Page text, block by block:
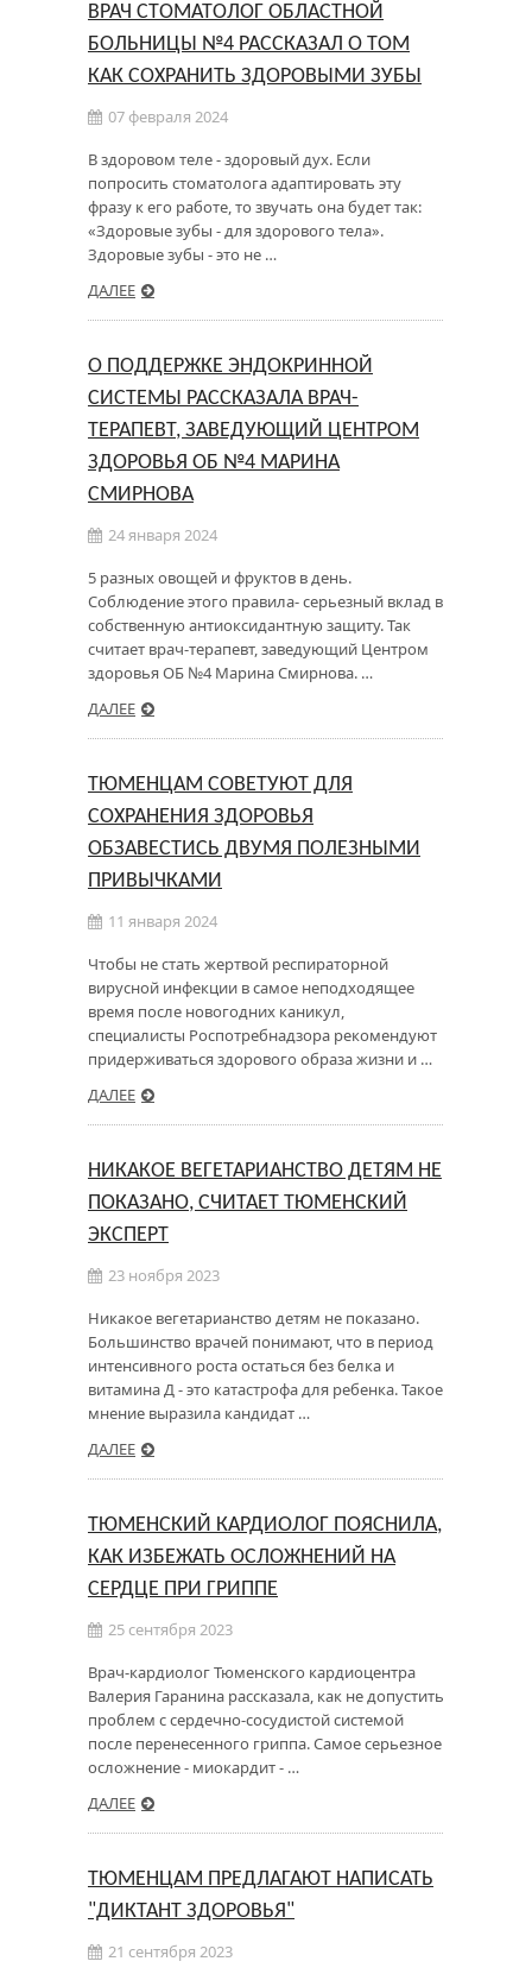
ВРАЧ СТОМАТОЛОГ ОБЛАСТНОЙ
БОЛЬНИЦЫ №4 РАССКАЗАЛ О ТОМ
КАК СОХРАНИТЬ ЗДОРОВЫМИ ЗУБЫ
07 февраля 2024
В здоровом теле - здоровый дух. Если
попросить стоматолога адаптировать эту
фразу к его работе, то звучать она будет так:
«Здоровые зубы - для здорового тела».
Здоровые зубы - это не …
ДАЛЕЕ
О ПОДДЕРЖКЕ ЭНДОКРИННОЙ
СИСТЕМЫ РАССКАЗАЛА ВРАЧ-
ТЕРАПЕВТ, ЗАВЕДУЮЩИЙ ЦЕНТРОМ
ЗДОРОВЬЯ ОБ №4 МАРИНА
СМИРНОВА
24 января 2024
5 разных овощей и фруктов в день.
Соблюдение этого правила- серьезный вклад в
собственную антиоксидантную защиту. Так
считает врач-терапевт, заведующий Центром
здоровья ОБ №4 Марина Смирнова. …
ДАЛЕЕ
ТЮМЕНЦАМ СОВЕТУЮТ ДЛЯ
СОХРАНЕНИЯ ЗДОРОВЬЯ
ОБЗАВЕСТИСЬ ДВУМЯ ПОЛЕЗНЫМИ
ПРИВЫЧКАМИ
11 января 2024
Чтобы не стать жертвой респираторной
вирусной инфекции в самое неподходящее
время после новогодних каникул,
специалисты Роспотребнадзора рекомендуют
придерживаться здорового образа жизни и …
ДАЛЕЕ
НИКАКОЕ ВЕГЕТАРИАНСТВО ДЕТЯМ НЕ
ПОКАЗАНО, СЧИТАЕТ ТЮМЕНСКИЙ
ЭКСПЕРТ
23 ноября 2023
Никакое вегетарианство детям не показано.
Большинство врачей понимают, что в период
интенсивного роста остаться без белка и
витамина Д - это катастрофа для ребенка. Такое
мнение выразила кандидат …
ДАЛЕЕ
ТЮМЕНСКИЙ КАРДИОЛОГ ПОЯСНИЛА,
КАК ИЗБЕЖАТЬ ОСЛОЖНЕНИЙ НА
СЕРДЦЕ ПРИ ГРИППЕ
25 сентября 2023
Врач-кардиолог Тюменского кардиоцентра
Валерия Гаранина рассказала, как не допустить
проблем с сердечно-сосудистой системой
после перенесенного гриппа. Самое серьезное
осложнение - миокардит - …
ДАЛЕЕ
ТЮМЕНЦАМ ПРЕДЛАГАЮТ НАПИСАТЬ
"ДИКТАНТ ЗДОРОВЬЯ"
21 сентября 2023